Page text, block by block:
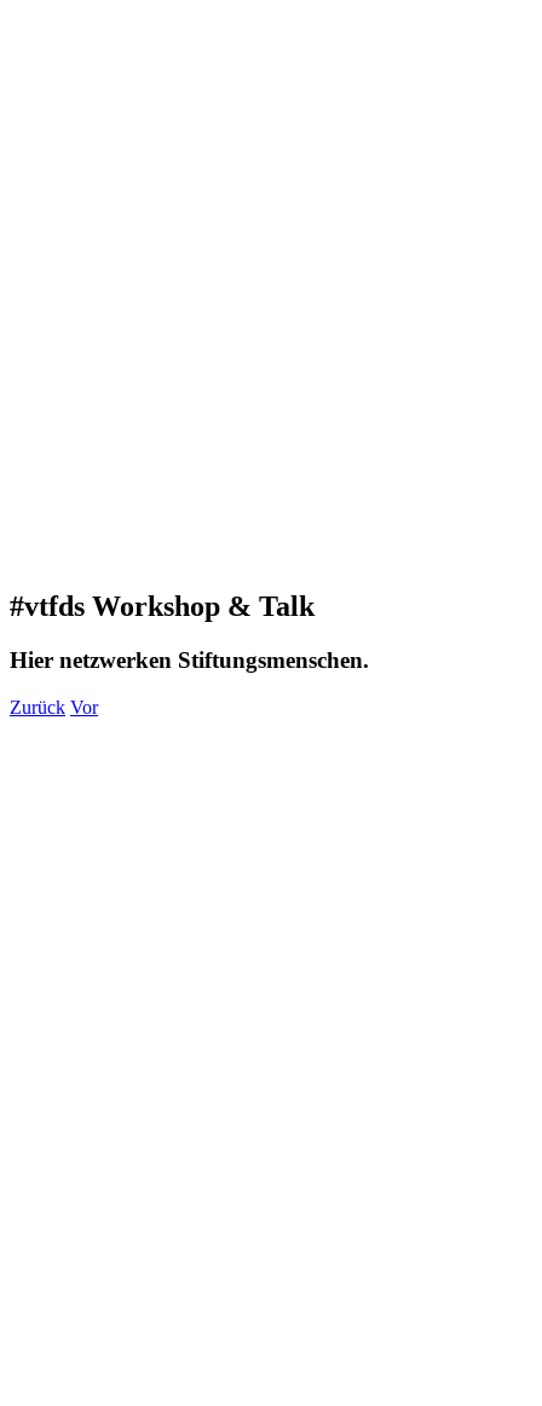
#vtfds Workshop & Talk
Hier netzwerken Stiftungsmenschen.
Zurück Vor